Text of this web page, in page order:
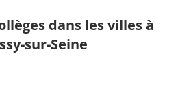
dans les villes à
sur-Seine